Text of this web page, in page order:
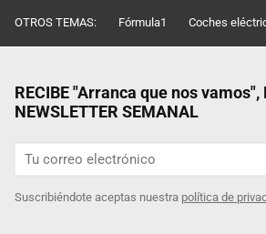
OTROS TEMAS: Fórmula1 Coches
RECIBE "Arranca que nos vamos",
NEWSLETTER SEMANAL
Suscribiéndote aceptas nuestra política de